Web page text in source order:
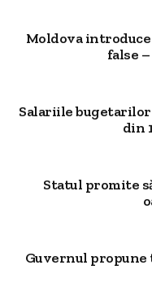
Moldova
false
Salariile bugetarilor
din
Statul promite
Guvernul propune